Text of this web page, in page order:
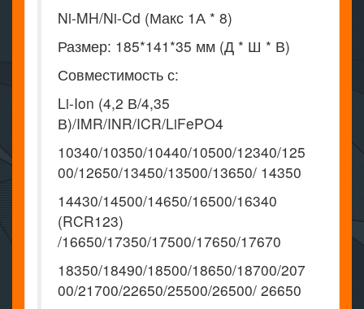
Ni-MH/Ni-Cd (Макс 1А * 8)
Размер: 185*141*35 мм (Д * Ш * В)
Совместимость с:
Li-Ion (4,2 В/4,35
В)/IMR/INR/ICR/LiFePO4
10340/10350/10440/10500/12340/125
00/12650/13450/13500/13650/ 14350
14430/14500/14650/16500/16340
(RCR123)
/16650/17350/17500/17650/17670
18350/18490/18500/18650/18700/207
00/21700/22650/25500/26500/ 26650